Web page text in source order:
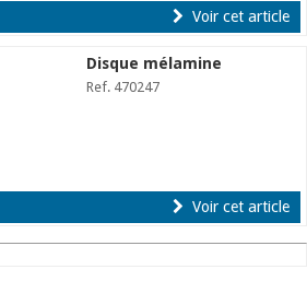
Voir cet article
Disque mélamine
Ref. 470247
Voir cet article